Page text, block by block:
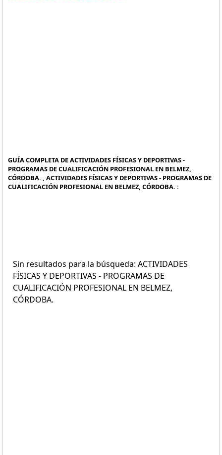
GUÍA COMPLETA DE ACTIVIDADES FÍSICAS Y DEPORTIVAS -
PROGRAMAS DE CUALIFICACIÓN PROFESIONAL EN BELMEZ,
CÓRDOBA. , ACTIVIDADES FÍSICAS Y DEPORTIVAS - PROGRAMAS DE
CUALIFICACIÓN PROFESIONAL EN BELMEZ, CÓRDOBA. :
Sin resultados para la búsqueda: ACTIVIDADES
FÍSICAS Y DEPORTIVAS - PROGRAMAS DE
CUALIFICACIÓN PROFESIONAL EN BELMEZ,
CÓRDOBA.